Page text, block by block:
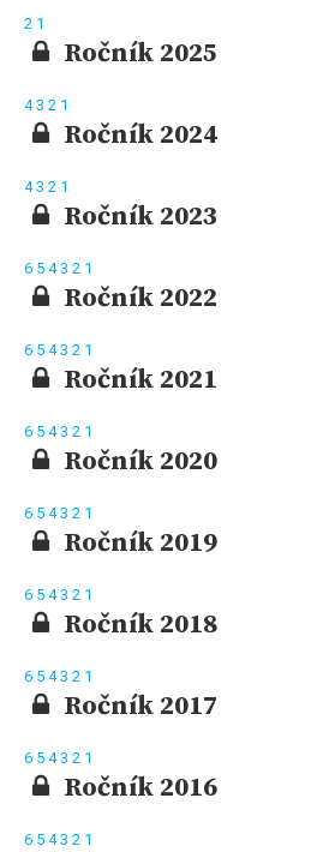
2 1
Ročník 2025
43 2 1
Ročník 2024
43 2 1
Ročník 2023
6 5 43 2 1
Ročník 2022
6 5 43 2 1
Ročník 2021
6 5 43 2 1
Ročník 2020
6 5 43 2 1
Ročník 2019
6 5 43 2 1
Ročník 2018
6 5 43 2 1
Ročník 2017
6 5 43 2 1
Ročník 2016
6 5 43 2 1